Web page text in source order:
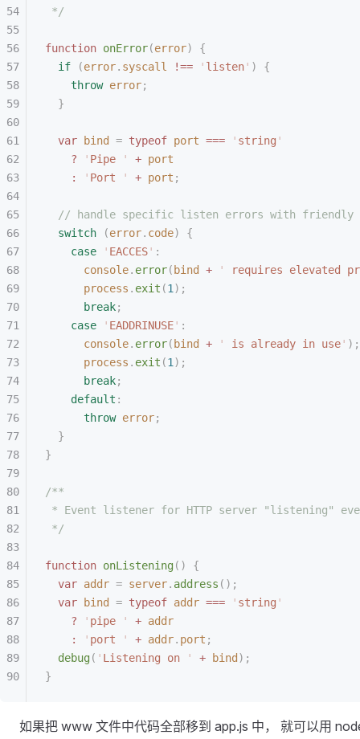
*/
function onError(error)
{
  if
(error. syscall !== ' listen' )
{
    throw
error;
  }
  var
bind = typeof port === ' string '
    ?
' Pipe ' + port
    :
' Port ' + port ;
// handle specific listen errors with friendly
  switch
(error. code)
{
    case
' EACCES' :
      console
. error( bind + '
requires elevated
      process
. exit (1 );
      break
;
    case
' EADDRINUSE' :
      console
. error( bind + ' is already in use' );
      process
. exit (1 );
      break
;
    default
:
      throw
error;
  }
}
/**
* Event listener for HTTP server "listening"
*/
function onListening()
{
  var
addr = server. address ();
  var
bind = typeof addr === ' string '
    ?
' pipe ' + addr
    :
' port ' + addr. port ;
  debug
( ' Listening on ' + bind );
}
如果把 www 文件中代码全部移到 app.js 中， 就可以用